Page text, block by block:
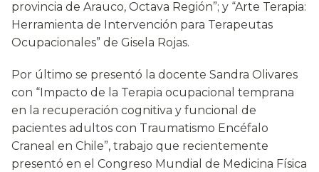
provincia de Arauco, Octava Región”; y “Arte Terapia:
Herramienta de Intervención para Terapeutas
Ocupacionales” de Gisela Rojas.
Por último se presentó la docente Sandra Olivares
con “Impacto de la Terapia ocupacional temprana
en la recuperación cognitiva y funcional de
pacientes adultos con Traumatismo Encéfalo
Craneal en Chile”, trabajo que recientemente
presentó en el Congreso Mundial de Medicina Física